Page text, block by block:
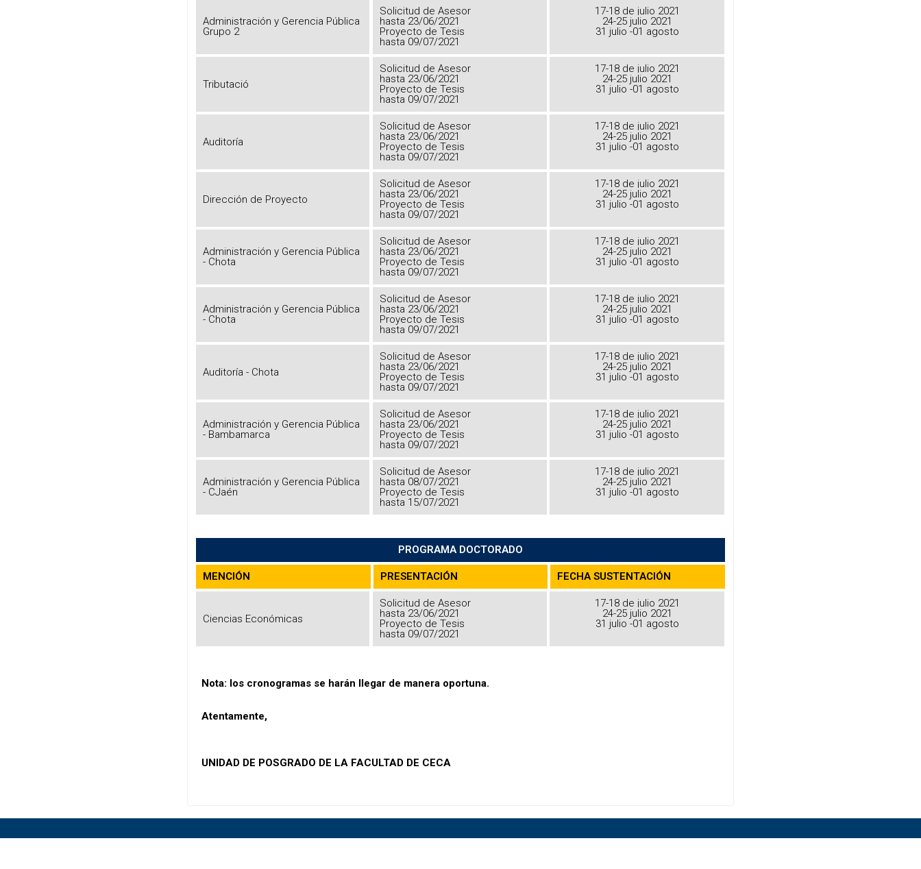
Administración y Gerencia Pública
Grupo 2
Solicitud de Asesor
hasta 23/06/2021
Proyecto de Tesis
hasta 09/07/2021
17-18 de julio 2021
24-25 julio 2021
31 julio -01 agosto
Tributació
Solicitud de Asesor
hasta 23/06/2021
Proyecto de Tesis
hasta 09/07/2021
17-18 de julio 2021
24-25 julio 2021
31 julio -01 agosto
Auditoría
Solicitud de Asesor
hasta 23/06/2021
Proyecto de Tesis
hasta 09/07/2021
17-18 de julio 2021
24-25 julio 2021
31 julio -01 agosto
Dirección de Proyecto
Solicitud de Asesor
hasta 23/06/2021
Proyecto de Tesis
hasta 09/07/2021
17-18 de julio 2021
24-25 julio 2021
31 julio -01 agosto
Administración y Gerencia Pública
- Chota
Solicitud de Asesor
hasta 23/06/2021
Proyecto de Tesis
hasta 09/07/2021
17-18 de julio 2021
24-25 julio 2021
31 julio -01 agosto
Administración y Gerencia Pública
- Chota
Solicitud de Asesor
hasta 23/06/2021
Proyecto de Tesis
hasta 09/07/2021
17-18 de julio 2021
24-25 julio 2021
31 julio -01 agosto
Auditoría - Chota
Solicitud de Asesor
hasta 23/06/2021
Proyecto de Tesis
hasta 09/07/2021
17-18 de julio 2021
24-25 julio 2021
31 julio -01 agosto
Administración y Gerencia Pública
- Bambamarca
Solicitud de Asesor
hasta 23/06/2021
Proyecto de Tesis
hasta 09/07/2021
17-18 de julio 2021
24-25 julio 2021
31 julio -01 agosto
Administración y Gerencia Pública
- CJaén
Solicitud de Asesor
hasta 08/07/2021
Proyecto de Tesis
hasta 15/07/2021
17-18 de julio 2021
24-25 julio 2021
31 julio -01 agosto
PROGRAMA DOCTORADO
MENCIÓN PRESENTACIÓN FECHA SUSTENTACIÓN
Ciencias Económicas
Solicitud de Asesor
hasta 23/06/2021
Proyecto de Tesis
hasta 09/07/2021
17-18 de julio 2021
24-25 julio 2021
31 julio -01 agosto
Nota: los cronogramas se harán llegar de manera oportuna.
Atentamente,
UNIDAD DE POSGRADO DE LA FACULTAD DE CECA